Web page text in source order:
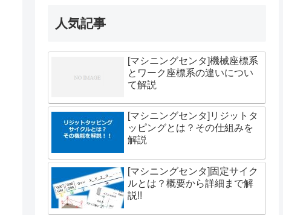
人気記事
[マシニングセンタ]機械座標系
とワーク座標系の違いについ
て解説
[マシニングセンタ]リジットタ
ッピングとは？その仕組みを
解説
[マシニングセンタ]固定サイク
ルとは？概要から詳細まで解
説!!